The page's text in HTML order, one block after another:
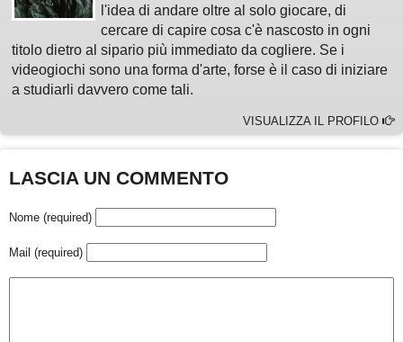
l'idea di andare oltre al solo giocare, di
cercare di capire cosa c'è nascosto in ogni
titolo dietro al sipario più immediato da cogliere. Se i
videogiochi sono una forma d'arte, forse è il caso di iniziare
a studiarli davvero come tali.
VISUALIZZA IL PROFILO
LASCIA UN COMMENTO
Nome (required)
Mail (required)